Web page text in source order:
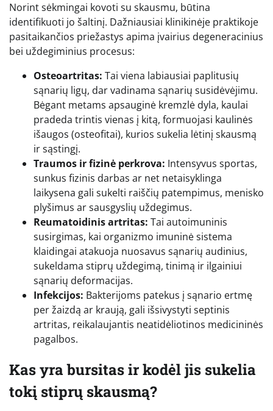
Norint sėkmingai kovoti su skausmu, būtina
identifikuoti jo šaltinį. Dažniausiai klinikinėje praktikoje
pasitaikančios priežastys apima įvairius degeneracinius
bei uždegiminius procesus:
Osteoartritas: Tai viena labiausiai paplitusių
sąnarių ligų, dar vadinama sąnarių susidėvėjimu.
Bėgant metams apsauginė kremzlė dyla, kaulai
pradeda trintis vienas į kitą, formuojasi kaulinės
išaugos (osteofitai), kurios sukelia lėtinį skausmą
ir sąstingį.
Traumos ir fizinė perkrova: Intensyvus sportas,
sunkus fizinis darbas ar net netaisyklinga
laikysena gali sukelti raiščių patempimus, menisko
plyšimus ar sausgyslių uždegimus.
Reumatoidinis artritas: Tai autoimuninis
susirgimas, kai organizmo imuninė sistema
klaidingai atakuoja nuosavus sąnarių audinius,
sukeldama stiprų uždegimą, tinimą ir ilgainiui
sąnarių deformacijas.
Infekcijos: Bakterijoms patekus į sąnario ertmę
per žaizdą ar kraują, gali išsivystyti septinis
artritas, reikalaujantis neatidėliotinos medicininės
pagalbos.
Kas yra bursitas ir kodėl jis sukelia
tokį stiprų skausmą?